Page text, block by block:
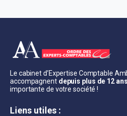
Le cabinet d’Expertise Comptable
accompagnent depuis plus de 12 ans
importante de votre société !
Liens utiles :